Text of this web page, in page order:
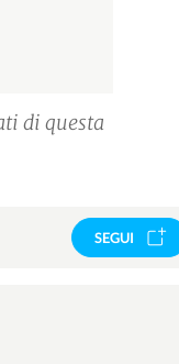
di questa
SEGUI